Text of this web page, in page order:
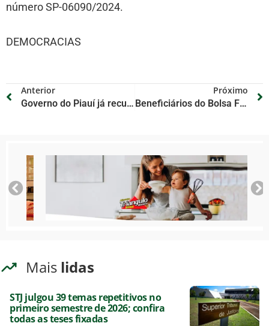
número SP-06090/2024.
DEMOCRACIAS
Anterior
Governo do Piauí já recuperou 5 mil quilômetros de rodovias estaduais
Próximo
Beneficiários do Bolsa Família doaram R$ 652 mil a candidatos
Mais lidas
STJ julgou 39 temas repetitivos no
primeiro semestre de 2026; confira
todas as teses fixadas